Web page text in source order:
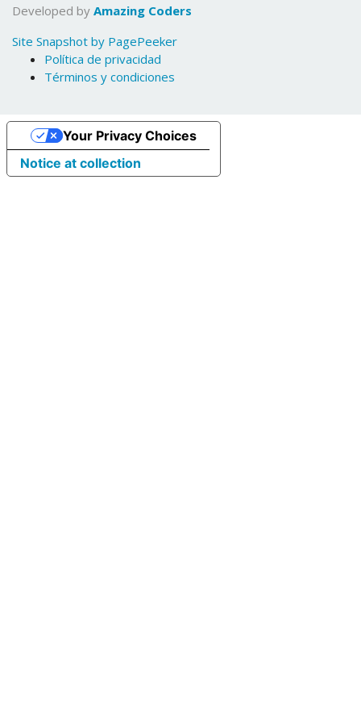
Developed by Amazing Coders
Site Snapshot by PagePeeker
Política de privacidad
Términos y condiciones
Notice at collection
Your Privacy Choices